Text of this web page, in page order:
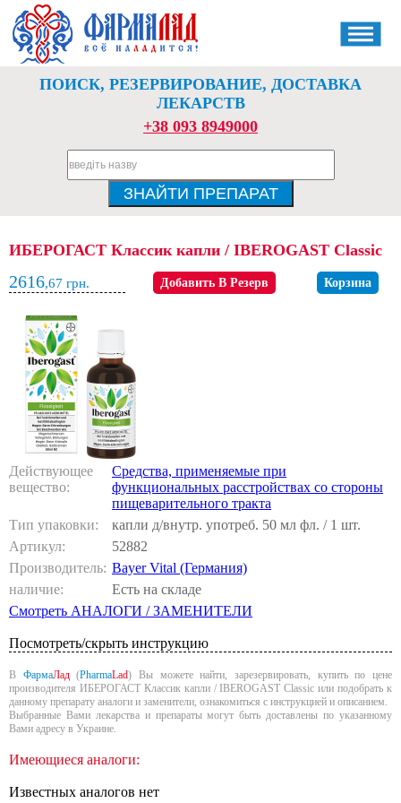
ПОИСК, РЕЗЕРВИРОВАНИЕ, ДОСТАВКА
ЛЕКАРСТВ
+38 093 8949000
ИБЕРОГАСТ Классик капли / IBEROGAST Classic
2616,67 грн. Добавить В Резерв Корзина
Действующее
вещество:
Средства, применяемые при
функциональных расстройствах со стороны
пищеварительного тракта
Тип упаковки:
капли д/внутр. употреб. 50 мл фл. / 1 шт.
Артикул:
52882
Производитель: Bayer Vital (Германия)
наличие:
Есть на складе
Смотреть АНАЛОГИ / ЗАМЕНИТЕЛИ
Посмотреть/скрыть инструкцию
В ФармаЛад(PharmaLad) Вы можете найти, зарезервировать, купить по цене
производителя ИБЕРОГАСТ Классик капли / IBEROGAST Classic или подобрать к
данному препарату аналоги и заменители, ознакомиться с инструкцией и описанием.
Выбранные Вами лекарства и препараты могут быть доставлены по указанному
Вами адресу в Украине.
Имеющиеся аналоги:
Известных аналогов нет